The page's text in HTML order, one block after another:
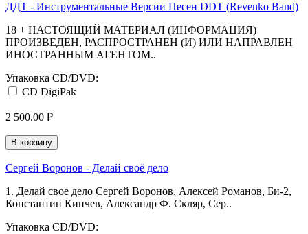
ДДТ - Инструментальные Версии Песен DDT (Revenko Band)
18 + НАСТОЯЩИЙ МАТЕРИАЛ (ИНФОРМАЦИЯ)
ПРОИЗВЕДЕН, РАСПРОСТРАНЕН (И) ИЛИ НАПРАВЛЕН
ИНОСТРАННЫМ АГЕНТОМ..
Упаковка CD/DVD:
CD DigiPak
2 500.00 ₽
В корзину
Сергей Воронов - Делай своё дело
1. Делай свое дело Сергей Воронов, Алексей Романов, Би-2,
Константин Кинчев, Александр Ф. Скляр, Сер..
Упаковка CD/DVD: